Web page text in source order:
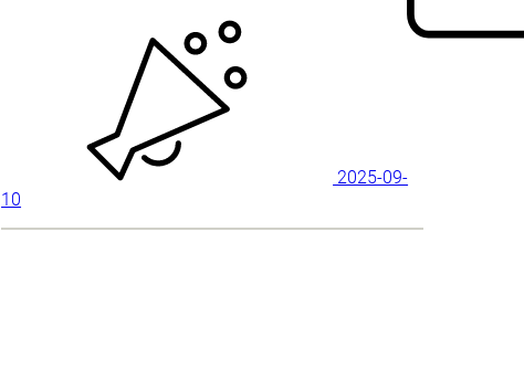
2025-09-
10